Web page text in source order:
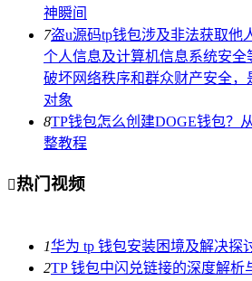
神瞬间
7盗u源码tp钱包涉及非法获取他
个人信息及计算机信息系统安
破坏网络秩序和群众财产安全，
对象
8TP钱包怎么创建DOGE钱包？
整教程
热门视频
1华为 tp 钱包安装困境及解决探
2TP 钱包中闪兑链接的深度解析